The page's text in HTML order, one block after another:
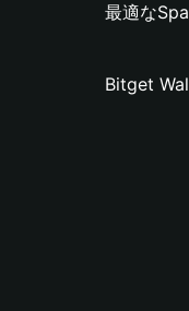
最適な
Bitget